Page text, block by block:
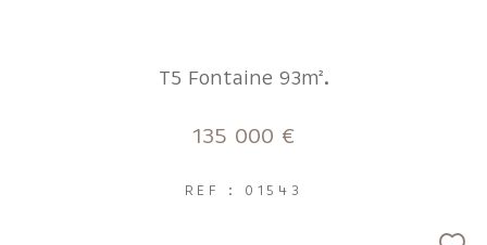
T5 Fontaine 93m².
135 000 €
REF : 01543